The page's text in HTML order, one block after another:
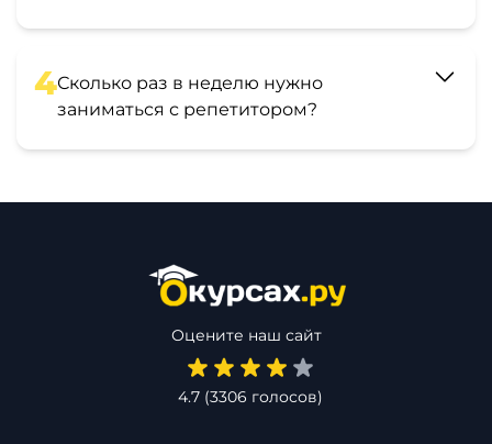
4Сколько раз в неделю нужно
заниматься с репетитором?
Оцените наш сайт
4.7 (3306 голосов)